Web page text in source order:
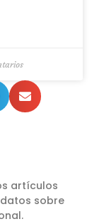
artículos
sobre